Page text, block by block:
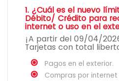
1. ¿Cuál es el nuevo
Débito/ Crédito para
internet o uso en el
¡A partir del 09/04/
Tarjetas con total
Pagos en el exterior.
Compras por